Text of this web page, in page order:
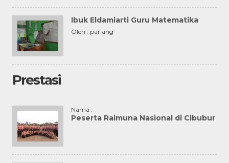
Ibuk Eldamiarti Guru Matematika
Oleh : pariang
Prestasi
Nama :
Peserta Raimuna Nasional di Cibubur